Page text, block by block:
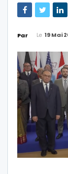
Par Le 19 Mai